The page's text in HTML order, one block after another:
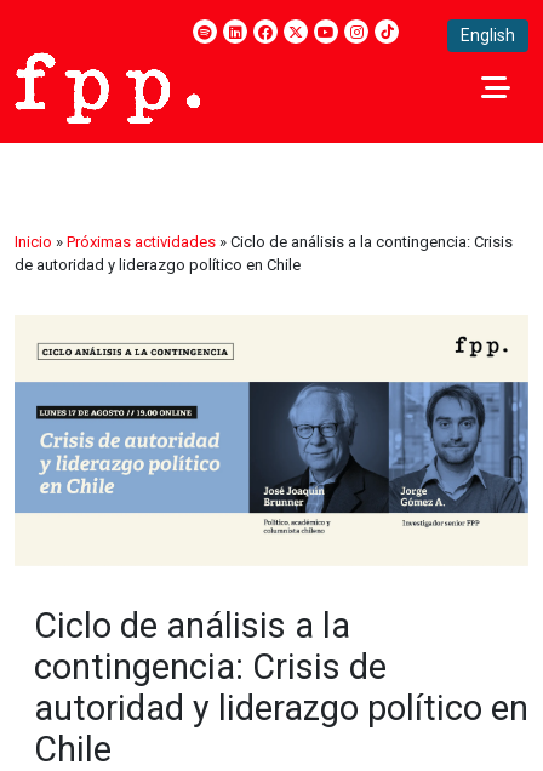
English
Inicio » Próximas actividades » Ciclo de análisis a la contingencia: Crisis
de autoridad y liderazgo político en Chile
Ciclo de análisis a la
contingencia: Crisis de
autoridad y liderazgo político en
Chile